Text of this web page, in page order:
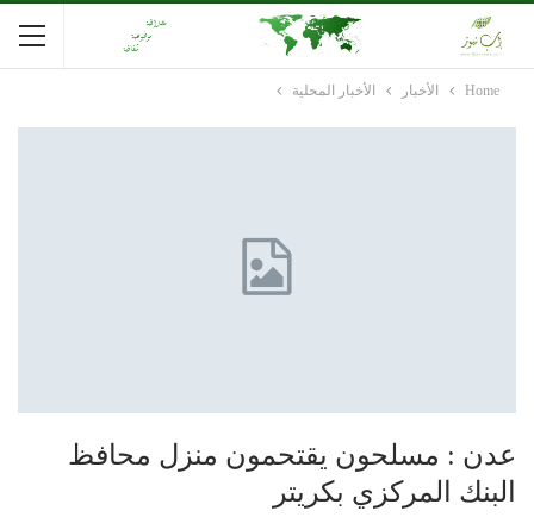
Home الأخبار الأخبار المحلية
عدن : مسلحون يقتحمون منزل محافظ
البنك المركزي بكريتر